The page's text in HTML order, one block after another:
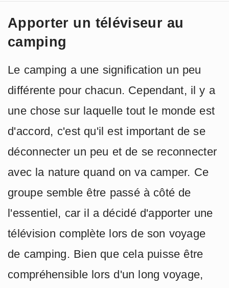
Apporter un téléviseur au
camping
Le camping a une signification un peu
différente pour chacun. Cependant, il y a
une chose sur laquelle tout le monde est
d'accord, c'est qu'il est important de se
déconnecter un peu et de se reconnecter
avec la nature quand on va camper. Ce
groupe semble être passé à côté de
l'essentiel, car il a décidé d'apporter une
télévision complète lors de son voyage
de camping. Bien que cela puisse être
compréhensible lors d'un long voyage,